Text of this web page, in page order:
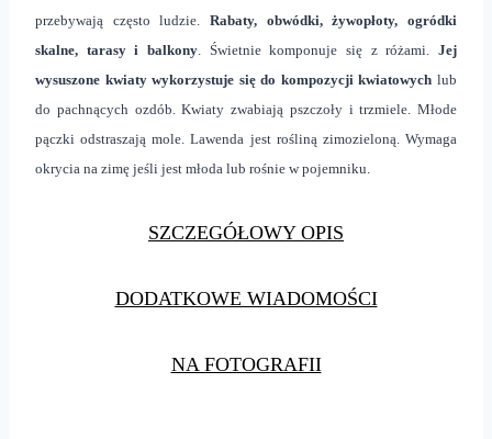
przebywają często ludzie. Rabaty, obwódki, żywopłoty, ogródki
skalne, tarasy i balkony . Świetnie komponuje się z różami.
Jej
wysuszone kwiaty wykorzystuje się do kompozycji kwiatowych lub
do pachnących ozdób. Kwiaty zwabiają pszczoły i trzmiele. Młode
pączki odstraszają mole. Lawenda jest rośliną zimozieloną. Wymaga
okrycia na zimę jeśli jest młoda lub rośnie w pojemniku.
SZCZEGÓŁOWY OPIS
DODATKOWE WIADOMOŚCI
NA FOTOGRAFII